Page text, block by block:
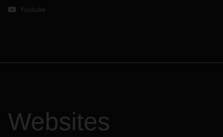
Youtube
Websites